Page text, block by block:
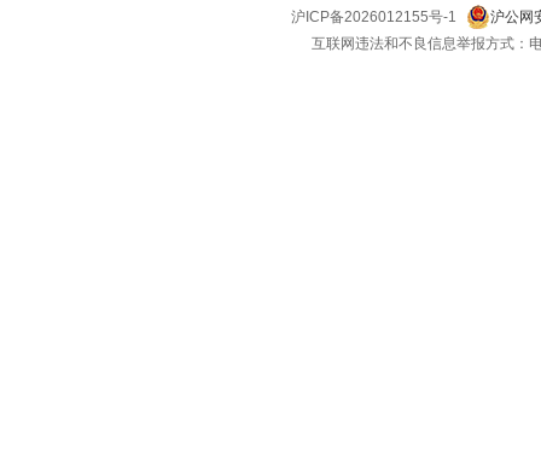
沪ICP备2026012155号-1
沪公网
互联网违法和不良信息举报方式：